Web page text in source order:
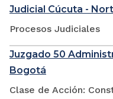
Judicial Cúcuta -
Procesos Judiciales
Juzgado 50
Bogotá
Clase de Acción: